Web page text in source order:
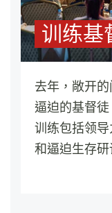
训练基
去年，敞开
逼迫的基督徒
训练包括领
和逼迫生存研